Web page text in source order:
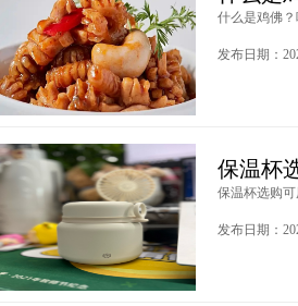
什么是鸡佛
发布日期：
保温杯
保温杯选购
发布日期：